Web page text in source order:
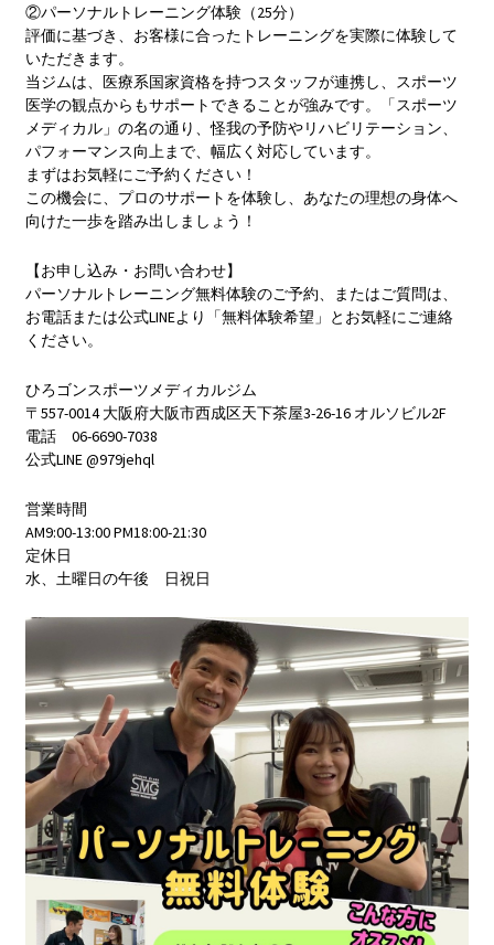
②パーソナルトレーニング体験（25分）
評価に基づき、お客様に合ったトレーニングを実際に体験して
いただきます。
当ジムは、医療系国家資格を持つスタッフが連携し、スポーツ
医学の観点からもサポートできることが強みです。「スポーツ
メディカル」の名の通り、怪我の予防やリハビリテーション、
パフォーマンス向上まで、幅広く対応しています。
まずはお気軽にご予約ください！
この機会に、プロのサポートを体験し、あなたの理想の身体へ
向けた一歩を踏み出しましょう！
【お申し込み・お問い合わせ】
パーソナルトレーニング無料体験のご予約、またはご質問は、
お電話または公式LINEより「無料体験希望」とお気軽にご連絡
ください。
ひろゴンスポーツメディカルジム
〒557-0014 大阪府大阪市西成区天下茶屋3-26-16 オルソビル2F
電話 06-6690-7038
公式LINE @979jehql
営業時間
AM9:00-13:00 PM18:00-21:30
定休日
水、土曜日の午後 日祝日